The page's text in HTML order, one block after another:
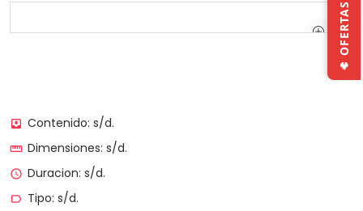
🔥 OFERTAS
move_to_inbox Contenido: s/d.
straighten Dimensiones: s/d.
access_time Duracion: s/d.
label_outline Tipo: s/d.